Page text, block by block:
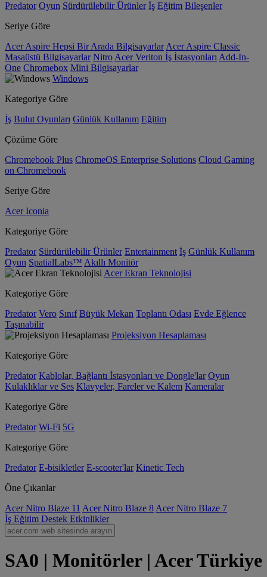
Predator Oyun Sürdürülebilir Ürünler İş Eğitim Bileşenler
Seriye Göre
Acer Aspire Hepsi Bir Arada Bilgisayarlar Acer Aspire Classic
Masaüstü Bilgisayarlar Nitro Acer Veriton İş İstasyonları Add-In-
One Chromebox Mini Bilgisayarlar
Windows
Kategoriye Göre
İş Bulut Oyunları Günlük Kullanım Eğitim
Çözüme Göre
Chromebook Plus ChromeOS Enterprise Solutions Cloud Gaming
on Chromebook
Seriye Göre
Acer Iconia
Kategoriye Göre
Predator Sürdürülebilir Ürünler Entertainment İş Günlük Kullanım
Oyun SpatialLabs™ Akıllı Monitör
Acer Ekran Teknolojisi
Kategoriye Göre
Predator Vero Sınıf Büyük Mekan Toplantı Odası Evde Eğlence
Taşınabilir
Projeksiyon Hesaplaması
Kategoriye Göre
Predator Kablolar, Bağlantı İstasyonları ve Dongle'lar Oyun
Kulaklıklar ve Ses Klavyeler, Fareler ve Kalem Kameralar
Kategoriye Göre
Predator Wi-Fi 5G
Kategoriye Göre
Predator E-bisikletler E-scooter'lar Kinetic Tech
Öne Çıkanlar
Acer Nitro Blaze 11 Acer Nitro Blaze 8 Acer Nitro Blaze 7
İş Eğitim Destek Etkinlikler
SA0 | Monitörler | Acer Türkiye